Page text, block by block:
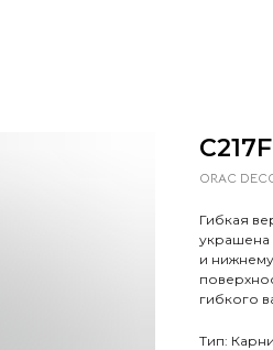
ORAC
Гибкая
и
гибкого
Тип: